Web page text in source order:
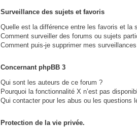
Surveillance des sujets et favoris
Quelle est la différence entre les favoris et la
Comment surveiller des forums ou sujets
Comment puis-je supprimer mes
Concernant phpBB 3
Qui sont les auteurs de ce forum ?
Pourquoi la fonctionnalité X n’est pas
Qui contacter pour les abus ou les questions
Protection de la vie privée.